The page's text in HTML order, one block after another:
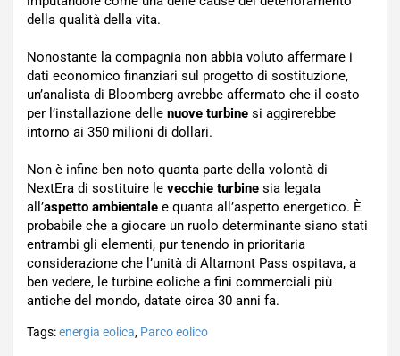
della qualità della vita.
Nonostante la compagnia non abbia voluto affermare i
dati economico finanziari sul progetto di sostituzione,
un’analista di Bloomberg avrebbe affermato che il costo
per l’installazione delle nuove turbine si aggirerebbe
intorno ai 350 milioni di dollari.
Non è infine ben noto quanta parte della volontà di
NextEra di sostituire le vecchie turbine sia legata
all’aspetto ambientale e quanta all’aspetto energetico. È
probabile che a giocare un ruolo determinante siano stati
entrambi gli elementi, pur tenendo in prioritaria
considerazione che l’unità di Altamont Pass ospitava, a
ben vedere, le turbine eoliche a fini commerciali più
antiche del mondo, datate circa 30 anni fa.
Tags:energia eolica, Parco eolico